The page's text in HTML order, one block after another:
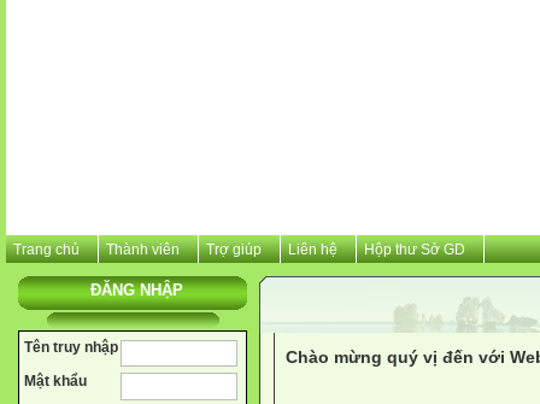
Trang chủ Thành viên Trợ giúp Liên hệ Hộp thư Sở GD
ĐĂNG NHẬP
Tên truy nhập
Mật khẩu
Chào mừng quý vị đến với